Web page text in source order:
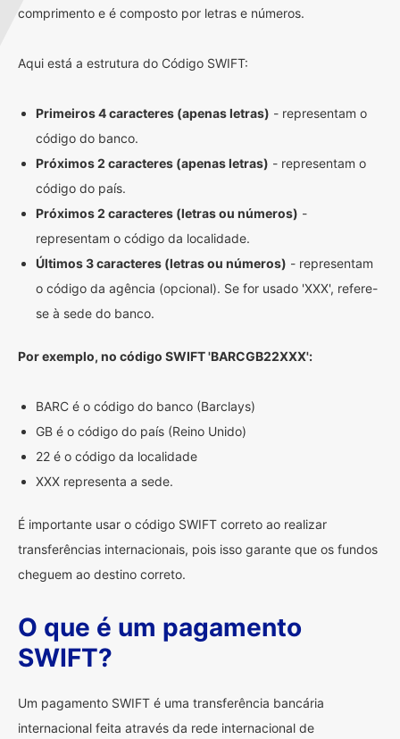
comprimento e é composto por letras e números.
Aqui está a estrutura do Código SWIFT:
Primeiros 4 caracteres (apenas letras) - representam o
código do banco.
Próximos 2 caracteres (apenas letras) - representam o
código do país.
Próximos 2 caracteres (letras ou números) -
representam o código da localidade.
Últimos 3 caracteres (letras ou números) - representam
o código da agência (opcional). Se for usado 'XXX', refere-
se à sede do banco.
Por exemplo, no código SWIFT 'BARCGB22XXX':
BARC é o código do banco (Barclays)
GB é o código do país (Reino Unido)
22 é o código da localidade
XXX representa a sede.
É importante usar o código SWIFT correto ao realizar
transferências internacionais, pois isso garante que os fundos
cheguem ao destino correto.
O que é um pagamento
SWIFT?
Um pagamento SWIFT é uma transferência bancária
internacional feita através da rede internacional de